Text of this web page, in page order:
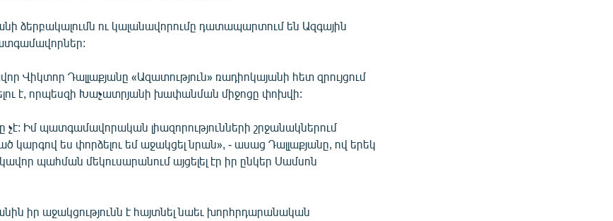
ձերբակալումն ու կալանավորումը դատապարտում են Ազգային
Վիկտոր Դալլաքյանը «Ազատություն» ռադիոկայանի հետ զրույցում
է, որպեսզի Խաչատրյանի խափանման միջոցը փոխվի:
Իմ պատգամավորական լիազորությունների շրջանակներում
կարգով ես փորձելու եմ աջակցել նրան», - ասաց Դալլաքյանը, ով երեկ
պահման մեկուսարանում այցելել էր իր ընկեր Սամսոն
իր աջակցությունն է հայտնել նաեւ խորհրդարանական